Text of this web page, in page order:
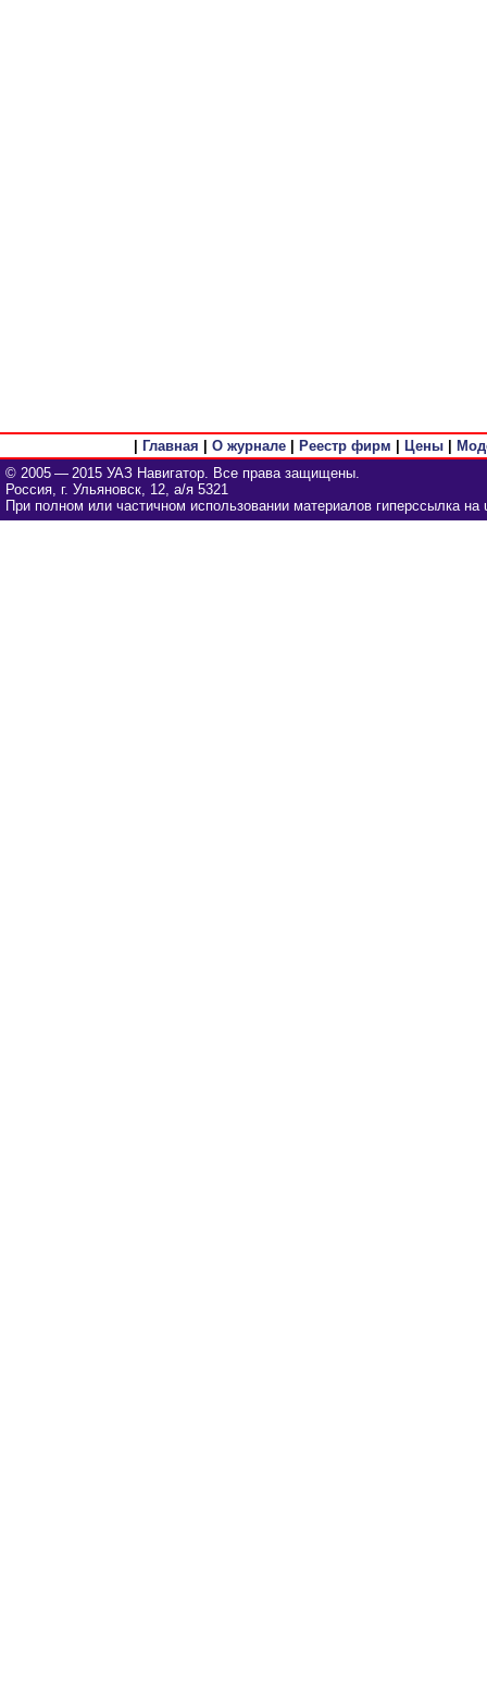
Главная О журнале| Реестр фирм Цены|
© 2005 — 2015 УАЗ Навигатор. Все права защищены.
Россия, г. Ульяновск, 12, а/я 5321
При полном или частичном использовании материалов гиперссылка на